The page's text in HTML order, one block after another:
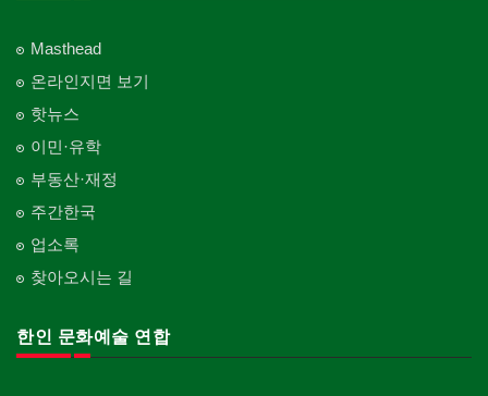
Masthead
온라인지면 보기
핫뉴스
이민·유학
부동산·재정
주간한국
업소록
찾아오시는 길
한인 문화예술 연합